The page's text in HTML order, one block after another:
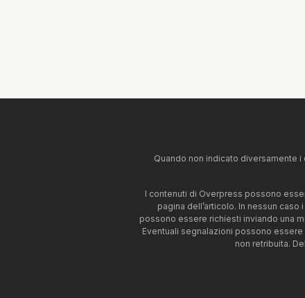
Quando non indicato diversamente
I contenuti di Overpress possono
pagina dell’articolo. In nessun
possono essere richiesti inviando una
Eventuali segnalazioni possono essere
non retribuita.